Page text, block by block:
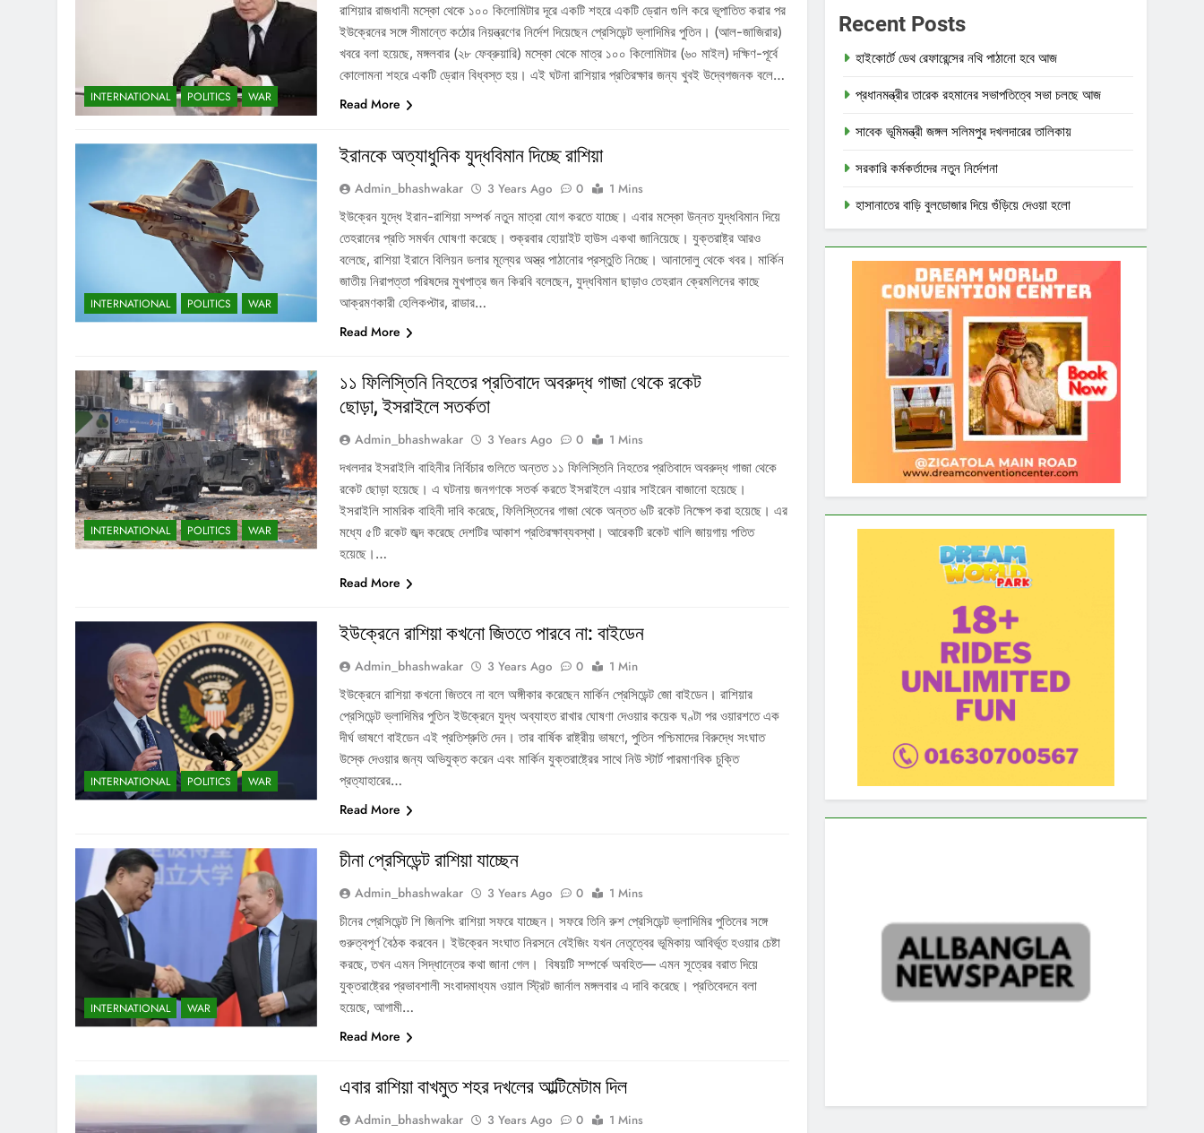
INTERNATIONAL POLITICS WAR
রাশিয়ার রাজধানী মস্কো থেকে ১০০ কিলোমিটার দূরে একটি শহরে একটি ড্রোন গুলি করে ভূপাতিত করার পর
ইউক্রেনের সঙ্গে সীমান্তে কঠোর নিয়ন্ত্রণের নির্দেশ দিয়েছেন প্রেসিডেন্ট ভ্লাদিমির পুতিন। (আল-জাজিরার)
খবরে বলা হয়েছে, মঙ্গলবার (২৮ ফেব্রুয়ারি) মস্কো থেকে মাত্র ১০০ কিলোমিটার (৬০ মাইল) দক্ষিণ-পূর্বে
কোলোমনা শহরে একটি ড্রোন বিধ্বস্ত হয়। এই ঘটনা রাশিয়ার প্রতিরক্ষার জন্য খুবই উদ্বেগজনক বলে…
Read More
INTERNATIONAL POLITICS WAR
ইরানকে অত্যাধুনিক যুদ্ধবিমান দিচ্ছে রাশিয়া
Admin_bhashwakar 3 Years Ago 0
1 Mins
ইউক্রেন যুদ্ধে ইরান-রাশিয়া সম্পর্ক নতুন মাত্রা যোগ করতে যাচ্ছে। এবার মস্কো উন্নত যুদ্ধবিমান দিয়ে
তেহরানের প্রতি সমর্থন ঘোষণা করেছে। শুক্রবার হোয়াইট হাউস একথা জানিয়েছে। যুক্তরাষ্ট্র আরও
বলেছে, রাশিয়া ইরানে বিলিয়ন ডলার মূল্যের অস্ত্র পাঠানোর প্রস্তুতি নিচ্ছে। আনাদোলু থেকে খবর। মার্কিন
জাতীয় নিরাপত্তা পরিষদের মুখপাত্র জন কিরবি বলেছেন, যুদ্ধবিমান ছাড়াও তেহরান ক্রেমলিনের কাছে
আক্রমণকারী হেলিকপ্টার, রাডার…
Read More
INTERNATIONAL POLITICS WAR
১১ ফিলিস্তিনি নিহতের প্রতিবাদে অবরুদ্ধ গাজা থেকে রকেট
ছোড়া, ইসরাইলে সতর্কতা
Admin_bhashwakar 3 Years Ago 0
1 Mins
দখলদার ইসরাইলি বাহিনীর নির্বিচার গুলিতে অন্তত ১১ ফিলিস্তিনি নিহতের প্রতিবাদে অবরুদ্ধ গাজা থেকে
রকেট ছোড়া হয়েছে। এ ঘটনায় জনগণকে সতর্ক করতে ইসরাইলে এয়ার সাইরেন বাজানো হয়েছে।
ইসরাইলি সামরিক বাহিনী দাবি করেছে, ফিলিস্তিনের গাজা থেকে অন্তত ৬টি রকেট নিক্ষেপ করা হয়েছে। এর
মধ্যে ৫টি রকেট জব্দ করেছে দেশটির আকাশ প্রতিরক্ষাব্যবস্থা। আরেকটি রকেট খালি জায়গায় পতিত
হয়েছে।…
Read More
INTERNATIONAL POLITICS WAR
ইউক্রেনে রাশিয়া কখনো জিততে পারবে না: বাইডেন
Admin_bhashwakar 3 Years Ago 0
1 Min
ইউক্রেনে রাশিয়া কখনো জিতবে না বলে অঙ্গীকার করেছেন মার্কিন প্রেসিডেন্ট জো বাইডেন। রাশিয়ার
প্রেসিডেন্ট ভ্লাদিমির পুতিন ইউক্রেনে যুদ্ধ অব্যাহত রাখার ঘোষণা দেওয়ার কয়েক ঘণ্টা পর ওয়ারশতে এক
দীর্ঘ ভাষণে বাইডেন এই প্রতিশ্রুতি দেন। তার বার্ষিক রাষ্ট্রীয় ভাষণে, পুতিন পশ্চিমাদের বিরুদ্ধে সংঘাত
উস্কে দেওয়ার জন্য অভিযুক্ত করেন এবং মার্কিন যুক্তরাষ্ট্রের সাথে নিউ স্টার্ট পারমাণবিক চুক্তি
প্রত্যাহারের…
Read More
INTERNATIONAL WAR
চীনা প্রেসিডেন্ট রাশিয়া যাচ্ছেন
Admin_bhashwakar 3 Years Ago 0
1 Mins
চীনের প্রেসিডেন্ট শি জিনপিং রাশিয়া সফরে যাচ্ছেন। সফরে তিনি রুশ প্রেসিডেন্ট ভ্লাদিমির পুতিনের সঙ্গে
গুরুত্বপূর্ণ বৈঠক করবেন। ইউক্রেন সংঘাত নিরসনে বেইজিং যখন নেতৃত্বের ভূমিকায় আবির্ভূত হওয়ার চেষ্টা
করছে, তখন এমন সিদ্ধান্তের কথা জানা গেল। বিষয়টি সম্পর্কে অবহিত— এমন সূত্রের বরাত দিয়ে
যুক্তরাষ্ট্রের প্রভাবশালী সংবাদমাধ্যম ওয়াল স্ট্রিট জার্নাল মঙ্গলবার এ দাবি করেছে। প্রতিবেদনে বলা
হয়েছে, আগামী…
Read More
এবার রাশিয়া বাখমুত শহর দখলের আল্টিমেটাম দিল
Admin_bhashwakar 3 Years Ago 0
1 Mins
Recent Posts
হাইকোর্টে ডেথ রেফারেন্সের নথি পাঠানো হবে আজ
প্রধানমন্ত্রীর তারেক রহমানের সভাপতিত্বে সভা চলছে আজ
সাবেক ভূমিমন্ত্রী জঙ্গল সলিমপুর দখলদারের তালিকায়
সরকারি কর্মকর্তাদের নতুন নির্দেশনা
হাসানাতের বাড়ি বুলডোজার দিয়ে গুঁড়িয়ে দেওয়া হলো